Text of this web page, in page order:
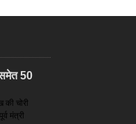
समेत 50
चोरी
मंत्री